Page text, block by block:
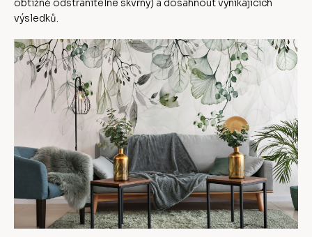
obtížně odstranitelné skvrny) a dosáhnout vynikajících
výsledků.